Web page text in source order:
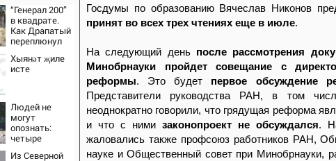
“Генерал 200”
в квадрате.
Как Драпатый
переплюнул
Хыянәт җиле
исте
Людей не
могут
опознать:
четыре
Из Северной
Госдумы по образованию Вячеслав Никонов
принят во всех трех чтениях еще в июле.
На следующий день после рассмотрения
Минобрнауки пройдет совещание с
реформы. Это будет первое обсуждение
Представители руководства РАН, в том
неоднократно говорили, что грядущая реформа
и что с ними законопроект не обсуждался.
жаловались также профсоюз работников РАН,
науке и Общественный совет при Минобрнауки,